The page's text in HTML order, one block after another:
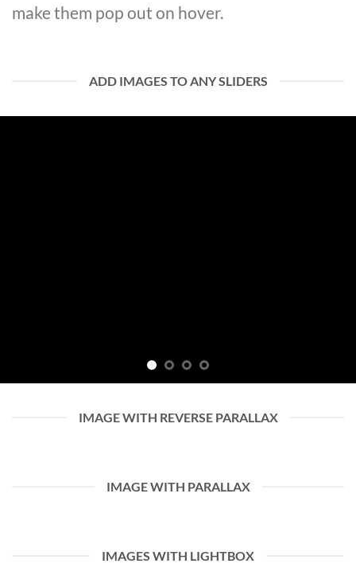
make them pop out on hover.
ADD IMAGES TO ANY SLIDERS
IMAGE WITH REVERSE PARALLAX
IMAGE WITH PARALLAX
IMAGES WITH LIGHTBOX